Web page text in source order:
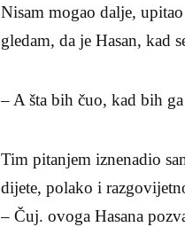
Nisam mogao dalje,
gledam, da je Hasan, kad
– A šta bih čuo, kad bih
Tim pitanjem iznenadio
dijete, polako i
– Čuj. ovoga Hasana